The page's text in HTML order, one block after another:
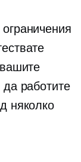
да работите
няколко